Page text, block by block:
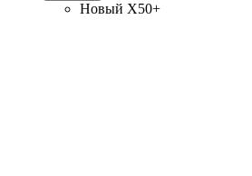
Новый X50+